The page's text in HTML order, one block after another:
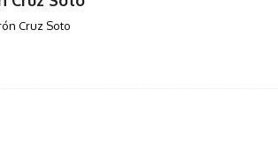
Cruz Soto